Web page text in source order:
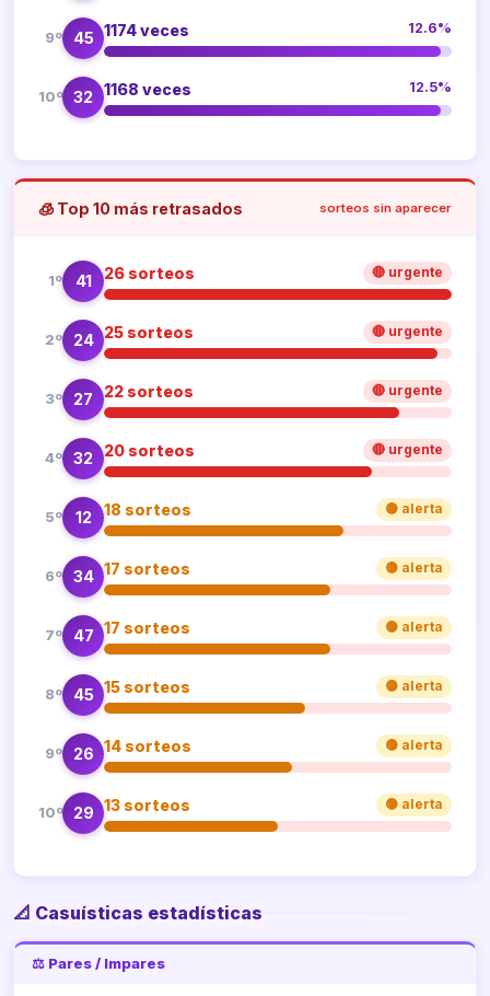
9º 45 1174 veces 12.6%
10º 32 1168 veces 12.5%
🧊 Top 10 más retrasados sorteos sin aparecer
1º 41 26 sorteos 🔴 urgente
2º 24 25 sorteos 🔴 urgente
3º 27 22 sorteos 🔴 urgente
4º 32 20 sorteos 🔴 urgente
5º 12 18 sorteos 🟡 alerta
6º 34 17 sorteos 🟡 alerta
7º 47 17 sorteos 🟡 alerta
8º 45 15 sorteos 🟡 alerta
9º 26 14 sorteos 🟡 alerta
10º 29 13 sorteos 🟡 alerta
📐 Casuísticas estadísticas
⚖️ Pares / Impares